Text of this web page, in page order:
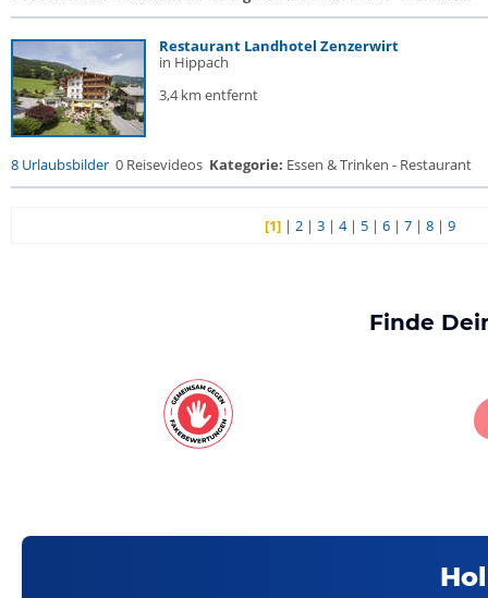
Restaurant Landhotel Zenzerwirt
in Hippach
3,4 km entfernt
8 Urlaubsbilder 0 Reisevideos Kategorie: Essen & Trinken - Restaurant
[1] |2 |3 |4| 5 |6 |7 |8 |9
Finde